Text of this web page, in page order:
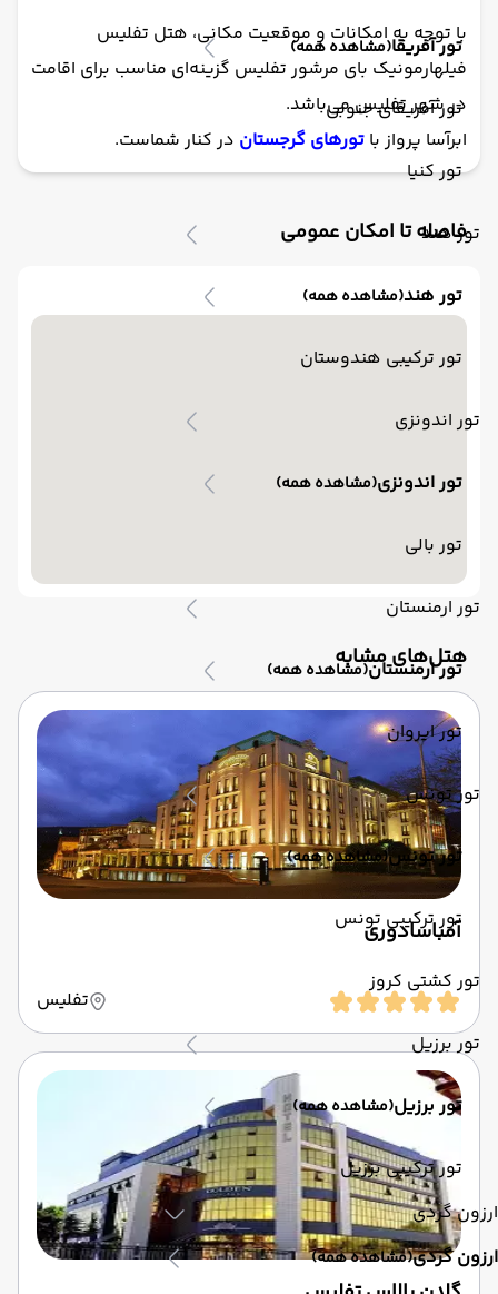
تور آفریقا(مشاهده همه)
تور آفریقای جنوبی
تور کنیا
تور هند
تور هند(مشاهده همه)
تور ترکیبی هندوستان
تور اندونزی
تور اندونزی(مشاهده همه)
تور بالی
تور ارمنستان
تور ارمنستان(مشاهده همه)
تور ایروان
تور تونس
تور تونس(مشاهده همه)
تور ترکیبی تونس
تور کشتی کروز
تور برزیل
تور برزیل(مشاهده همه)
تور ترکیبی برزیل
ارزون گردی
ارزون گردی(مشاهده همه)
با توجه به امکانات و موقعیت مکانی، هتل تفلیس
فیلهارمونیک بای مرشور تفلیس گزینه‌ای مناسب برای اقامت
در شهر تفلیس می‌باشد.
ابرآسا پرواز با تورهای گرجستان در کنار شماست.
فاصله تا امکان عمومی
‌هتل‌های مشابه
آمباسادوری
تفلیس